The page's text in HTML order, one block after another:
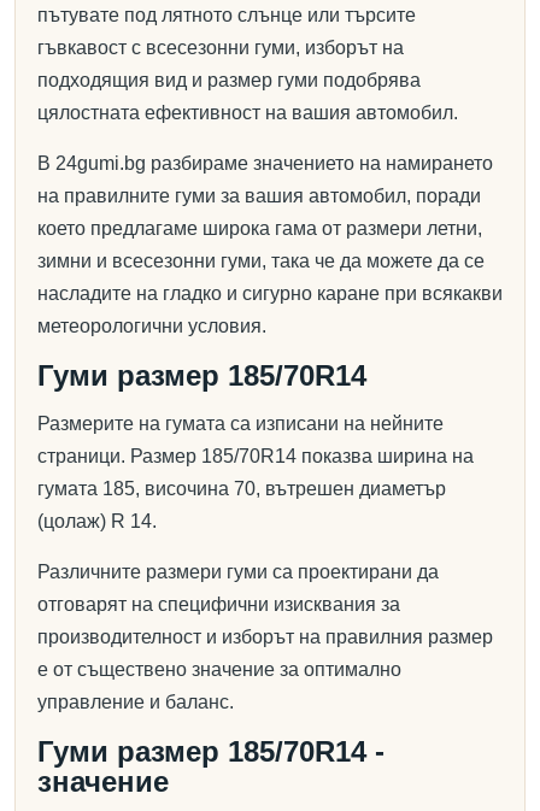
пътувате под лятното слънце или търсите
гъвкавост с всесезонни гуми, изборът на
подходящия вид и размер гуми подобрява
цялостната ефективност на вашия автомобил.
В 24gumi.bg разбираме значението на намирането
на правилните гуми за вашия автомобил, поради
което предлагаме широка гама от размери летни,
зимни и всесезонни гуми, така че да можете да се
насладите на гладко и сигурно каране при всякакви
метеорологични условия.
Гуми размер 185/70R14
Размерите на гумата са изписани на нейните
страници. Размер 185/70R14 показва ширина на
гумата 185, височина 70, вътрешен диаметър
(цолаж) R 14.
Различните размери гуми са проектирани да
отговарят на специфични изисквания за
производителност и изборът на правилния размер
е от съществено значение за оптимално
управление и баланс.
Гуми размер 185/70R14 -
значение